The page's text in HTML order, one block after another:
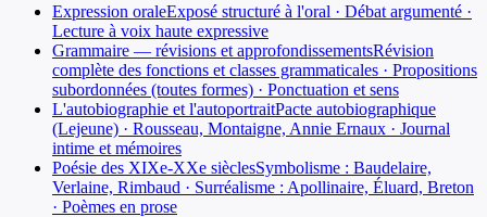
Expression oraleExposé structuré à l'oral · Débat argumenté ·
Lecture à voix haute expressive
Grammaire — révisions et approfondissementsRévision
complète des fonctions et classes grammaticales · Propositions
subordonnées (toutes formes) · Ponctuation et sens
L'autobiographie et l'autoportraitPacte autobiographique
(Lejeune) · Rousseau, Montaigne, Annie Ernaux · Journal
intime et mémoires
Poésie des XIXe-XXe sièclesSymbolisme : Baudelaire,
Verlaine, Rimbaud · Surréalisme : Apollinaire, Éluard, Breton
· Poèmes en prose